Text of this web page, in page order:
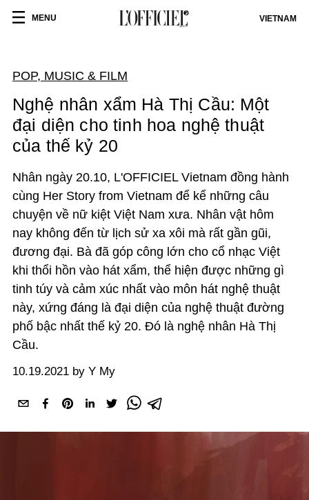
MENU VIETNAM
POP, MUSIC & FILM
Nghệ nhân xẩm Hà Thị Cầu: Một
đại diện cho tinh hoa nghệ thuật
của thế kỷ 20
Nhân ngày 20.10, L'OFFICIEL Vietnam đồng hành
cùng Her Story from Vietnam để kể những câu
chuyện về nữ kiệt Việt Nam xưa. Nhân vật hôm
nay không đến từ lịch sử xa xôi mà rất gần gũi,
đương đại. Bà đã góp công lớn cho cổ nhạc Việt
khi thổi hồn vào hát xẩm, thể hiện được những gì
tinh túy và cảm xúc nhất vào môn hát nghệ thuật
này, xứng đáng là đại diện của nghệ thuật đường
phố bậc nhất thế kỷ 20. Đó là nghệ nhân Hà Thị
Cầu.
10.19.2021 by Y My